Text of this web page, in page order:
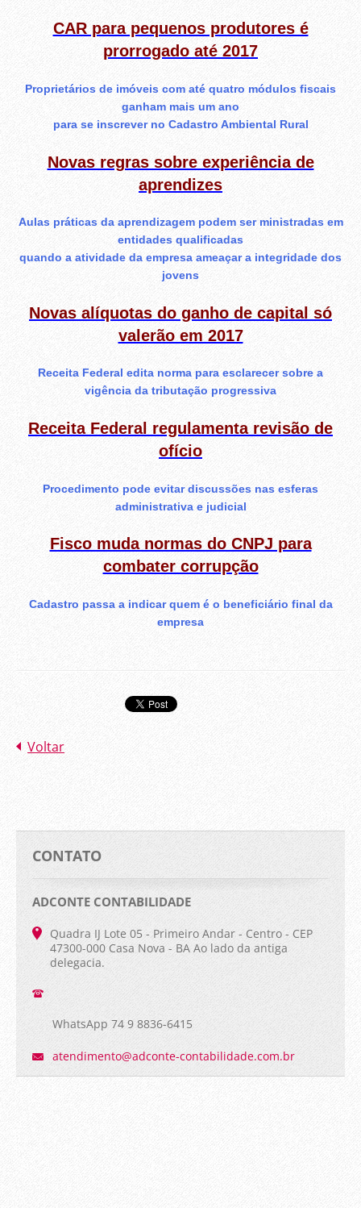
CAR para pequenos produtores é
prorrogado até 2017
Proprietários de imóveis com até quatro módulos fiscais
ganham mais um ano
para se inscrever no Cadastro Ambiental Rural
Novas regras sobre experiência de
aprendizes
Aulas práticas da aprendizagem podem ser ministradas em
entidades qualificadas
quando a atividade da empresa ameaçar a integridade dos
jovens
Novas alíquotas do ganho de capital só
valerão em 2017
Receita Federal edita norma para esclarecer sobre a
vigência da tributação progressiva
Receita Federal regulamenta revisão de
ofício
Procedimento pode evitar discussões nas esferas
administrativa e judicial
Fisco muda normas do CNPJ para
combater corrupção
Cadastro passa a indicar quem é o beneficiário final da
empresa
Voltar
CONTATO
ADCONTE CONTABILIDADE
Quadra IJ Lote 05 - Primeiro Andar - Centro - CEP
47300-000 Casa Nova - BA Ao lado da antiga
delegacia.
WhatsApp 74 9 8836-6415
atendimento@adconte-contabilidade.com.br